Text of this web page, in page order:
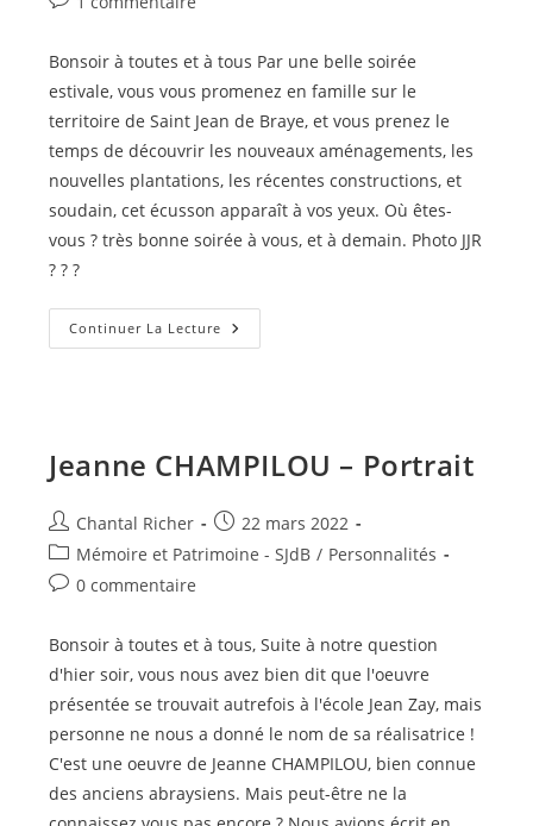
publication :
la
Bonsoir à toutes et à tous Par une belle soirée
estivale, vous vous promenez en famille sur le
territoire de Saint Jean de Braye, et vous prenez le
temps de découvrir les nouveaux aménagements, les
nouvelles plantations, les récentes constructions, et
soudain, cet écusson apparaît à vos yeux. Où êtes-
vous ? très bonne soirée à vous, et à demain. Photo JJR
? ? ?
Continuer La Lecture Où
Êtes
Jeanne CHAMPILOU – Portrait
Auteur/autrice
de
la
publication :
Chantal Richer
Publication
publiée :
22 mars 2022
Post
category:
Mémoire et Patrimoine - SJdB / Personnalités
Commentaires
la
0 commentaire
Bonsoir à toutes et à tous, Suite à notre question
d'hier soir, vous nous avez bien dit que l'oeuvre
présentée se trouvait autrefois à l'école Jean Zay, mais
personne ne nous a donné le nom de sa réalisatrice !
C'est une oeuvre de Jeanne CHAMPILOU, bien connue
des anciens abraysiens. Mais peut-être ne la